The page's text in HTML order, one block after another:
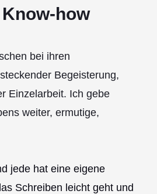
how
bei ihren
Begeisterung,
Einzelarbeit. Ich gebe
weiter, ermutige,
jede hat eine eigene
Schreiben leicht geht und